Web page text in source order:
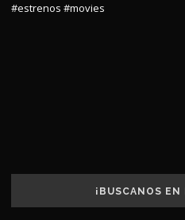
#estrenos #movies
¡BUSCANOS EN